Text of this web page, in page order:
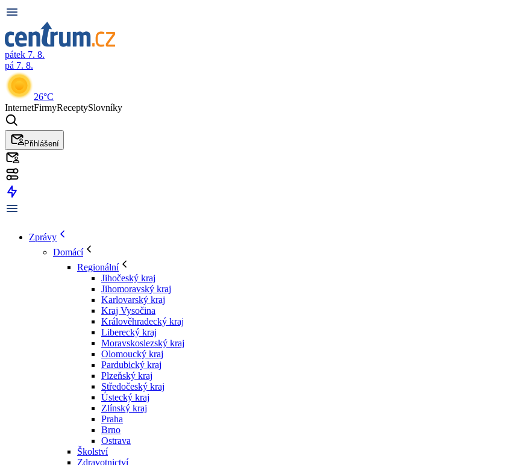
pátek 7. 8.
pá 7. 8.
26°C
InternetFirmyReceptySlovníky
Přihlášení
Zprávy
Domácí
Regionální
Jihočeský kraj
Jihomoravský kraj
Karlovarský kraj
Kraj Vysočina
Králověhradecký kraj
Liberecký kraj
Moravskoslezský kraj
Olomoucký kraj
Pardubický kraj
Plzeňský kraj
Středočeský kraj
Ústecký kraj
Zlínský kraj
Praha
Brno
Ostrava
Školství
Zdravotnictví